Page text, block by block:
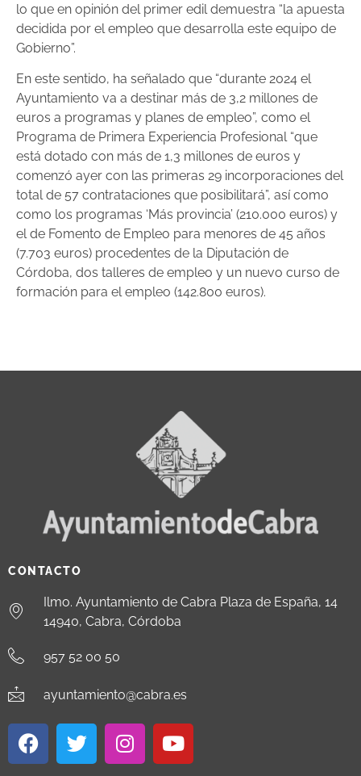
lo que en opinión del primer edil demuestra “la apuesta
decidida por el empleo que desarrolla este equipo de
Gobierno”.
En este sentido, ha señalado que “durante 2024 el
Ayuntamiento va a destinar más de 3,2 millones de
euros a programas y planes de empleo”, como el
Programa de Primera Experiencia Profesional “que
está dotado con más de 1,3 millones de euros y
comenzó ayer con las primeras 29 incorporaciones del
total de 57 contrataciones que posibilitará”, así como
como los programas ‘Más provincia’ (210.000 euros) y
el de Fomento de Empleo para menores de 45 años
(7.703 euros) procedentes de la Diputación de
Córdoba, dos talleres de empleo y un nuevo curso de
formación para el empleo (142.800 euros).
CONTACTO
Ilmo. Ayuntamiento de Cabra Plaza de España, 14
14940, Cabra, Córdoba
957 52 00 50
ayuntamiento@cabra.es